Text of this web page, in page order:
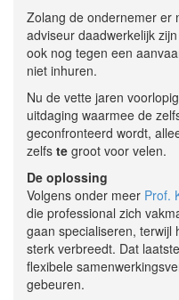
Zolang de ondernemer er
adviseur daadwerkelijk
ook nog tegen een
niet inhuren.
Nu de vette jaren
uitdaging waarmee de
geconfronteerd wordt,
zelfs te groot voor velen.
De oplossing
Volgens onder meer Prof.
die professional zich
gaan specialiseren, terwijl
sterk verbreedt. Dat
flexibele
gebeuren.